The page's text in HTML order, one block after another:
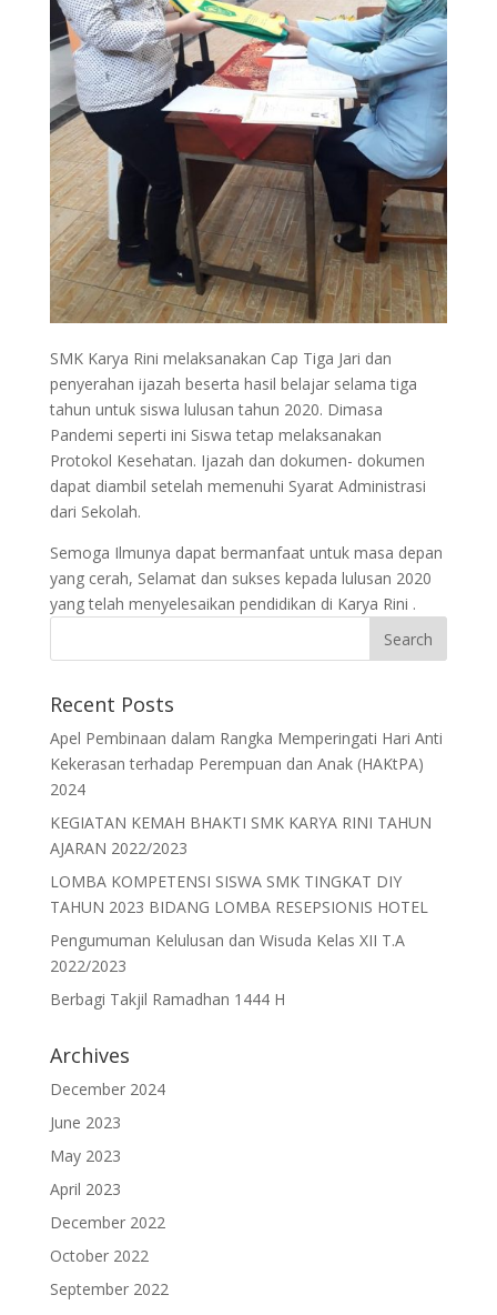
SMK Karya Rini melaksanakan Cap Tiga Jari dan
penyerahan ijazah beserta hasil belajar selama tiga
tahun untuk siswa lulusan tahun 2020. Dimasa
Pandemi seperti ini Siswa tetap melaksanakan
Protokol Kesehatan. Ijazah dan dokumen- dokumen
dapat diambil setelah memenuhi Syarat Administrasi
dari Sekolah.
Semoga Ilmunya dapat bermanfaat untuk masa depan
yang cerah, Selamat dan sukses kepada lulusan 2020
yang telah menyelesaikan pendidikan di Karya Rini .
Recent Posts
Apel Pembinaan dalam Rangka Memperingati Hari Anti
Kekerasan terhadap Perempuan dan Anak (HAKtPA)
2024
KEGIATAN KEMAH BHAKTI SMK KARYA RINI TAHUN
AJARAN 2022/2023
LOMBA KOMPETENSI SISWA SMK TINGKAT DIY
TAHUN 2023 BIDANG LOMBA RESEPSIONIS HOTEL
Pengumuman Kelulusan dan Wisuda Kelas XII T.A
2022/2023
Berbagi Takjil Ramadhan 1444 H
Archives
December 2024
June 2023
May 2023
April 2023
December 2022
October 2022
September 2022